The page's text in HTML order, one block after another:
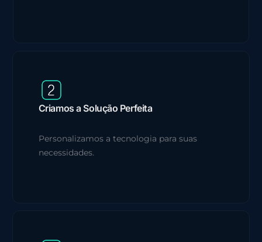
Criamos a Solução Perfeita
Personalizamos a tecnologia para suas
necessidades.